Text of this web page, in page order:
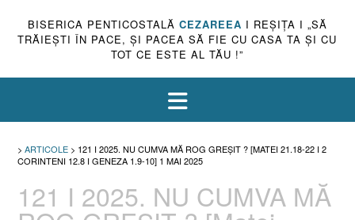
BISERICA PENTICOSTALĂ CEZAREEA I REŞIŢA I „SĂ
TRĂIEŞTI ÎN PACE, ŞI PACEA SĂ FIE CU CASA TA ŞI CU
TOT CE ESTE AL TĂU !”
> ARTICOLE > 121 I 2025. NU CUMVA MĂ ROG GREȘIT ? [MATEI 21.18-22 I 2
CORINTENI 12.8 I GENEZA 1.9-10] 1 MAI 2025
121 I 2025. NU CUMVA MĂ